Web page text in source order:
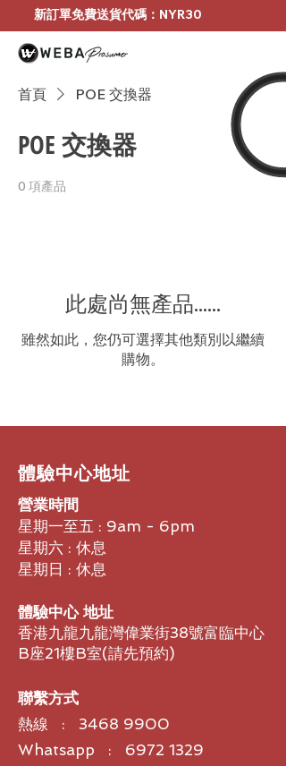
新訂單免費送貨代碼：NYR30
首頁 POE 交換器
POE 交換器
0 項產品
此處尚無產品......
雖然如此，您仍可選擇其他類別以繼續
購物。
​體驗中心地址
營業時間
星期一至五 : 9am - 6pm
星期六 : 休息
星期日 : 休息
體驗中心 地址
香港九龍九龍灣偉業街38號富臨中心
B座21樓B室​(請先預約)
聯繫方式
熱線 : 3468 9900
Whatsapp : 6972 1329